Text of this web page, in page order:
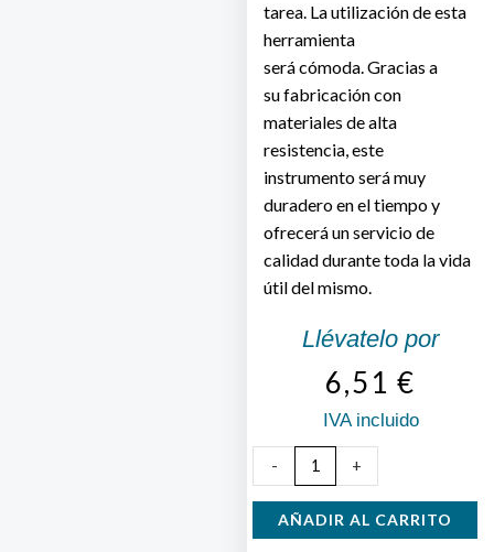
tarea. La utilización de esta
herramienta
será cómoda. Gracias a
su fabricación con
materiales de alta
resistencia, este
instrumento será muy
duradero en el tiempo y
ofrecerá un servicio de
calidad durante toda la vida
útil del mismo.
Llévatelo por
6,51 €
IVA incluido
-
Vendimia
Kamikaze
+
AÑADIR AL CARRITO